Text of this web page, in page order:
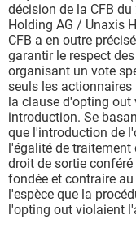
décision de la CFB
Holding AG / Unaxis
CFB a en outre
garantir le respect
organisant un vote
seuls les
la clause d'opting out
introduction. Se
que l'introduction de
l'égalité de
droit de sortie
fondée et contraire
l'espèce que la
l'opting out violaient